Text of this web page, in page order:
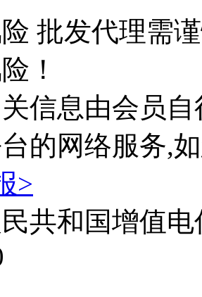
批发代理需
！
信息由会员
的网络服务,
>
民共和国增值